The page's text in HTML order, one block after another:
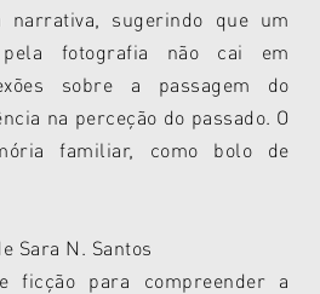
narrativa, sugerindo que um
pela fotografia não cai em
sobre a passagem do
na perceção do passado. O
familiar, como bolo de
Sara N. Santos
ficção para compreender a